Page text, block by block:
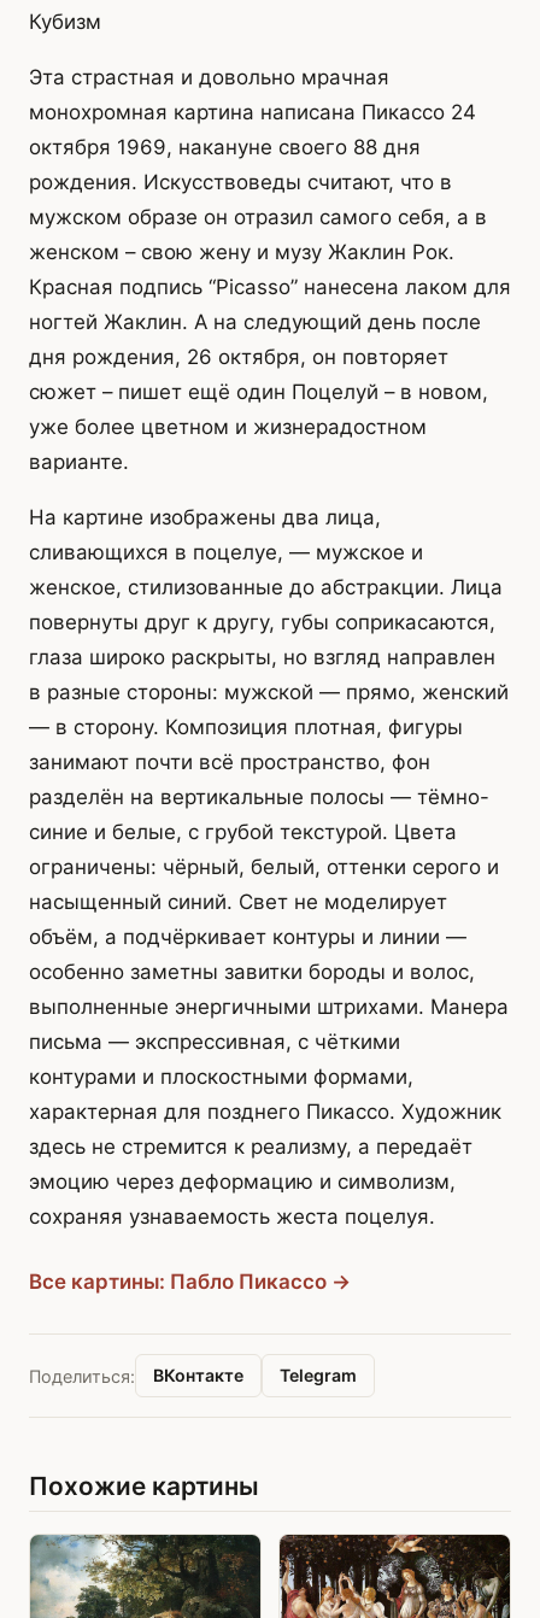
Кубизм
Эта страстная и довольно мрачная
монохромная картина написана Пикассо 24
октября 1969, накануне своего 88 дня
рождения. Искусствоведы считают, что в
мужском образе он отразил самого себя, а в
женском – свою жену и музу Жаклин Рок.
Красная подпись “Picasso” нанесена лаком для
ногтей Жаклин. А на следующий день после
дня рождения, 26 октября, он повторяет
сюжет – пишет ещё один Поцелуй – в новом,
уже более цветном и жизнерадостном
варианте.
На картине изображены два лица,
сливающихся в поцелуе, — мужское и
женское, стилизованные до абстракции. Лица
повернуты друг к другу, губы соприкасаются,
глаза широко раскрыты, но взгляд направлен
в разные стороны: мужской — прямо, женский
— в сторону. Композиция плотная, фигуры
занимают почти всё пространство, фон
разделён на вертикальные полосы — тёмно-
синие и белые, с грубой текстурой. Цвета
ограничены: чёрный, белый, оттенки серого и
насыщенный синий. Свет не моделирует
объём, а подчёркивает контуры и линии —
особенно заметны завитки бороды и волос,
выполненные энергичными штрихами. Манера
письма — экспрессивная, с чёткими
контурами и плоскостными формами,
характерная для позднего Пикассо. Художник
здесь не стремится к реализму, а передаёт
эмоцию через деформацию и символизм,
сохраняя узнаваемость жеста поцелуя.
Все картины: Пабло Пикассо →
Поделиться: ВКонтакте Telegram
Похожие картины